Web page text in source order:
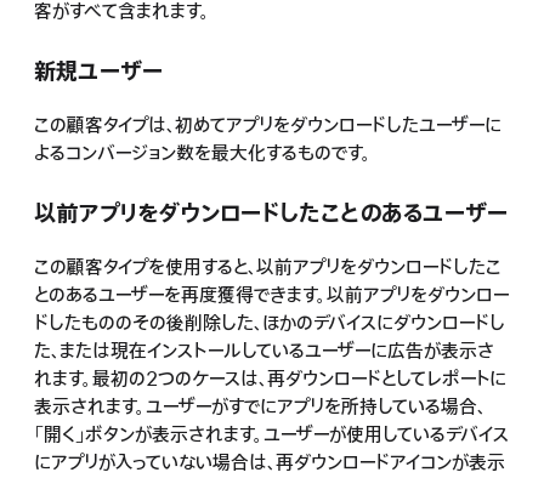
客がすべて含まれます。
新規ユーザー
この顧客タイプは、初めてアプリをダウンロードしたユーザーに
よるコンバージョン数を最大化するものです。
以前アプリをダウンロードしたことのあるユーザー
この顧客タイプを使用すると、以前アプリをダウンロードしたこ
とのあるユーザーを再度獲得できます。以前アプリをダウンロー
ドしたもののその後削除した、ほかのデバイスにダウンロードし
た、または現在インストールしているユーザーに広告が表示さ
れます。最初の2つのケースは、再ダウンロードとしてレポートに
表示されます。ユーザーがすでにアプリを所持している場合、
「開く」ボタンが表示されます。ユーザーが使用しているデバイス
にアプリが入っていない場合は、再ダウンロードアイコンが表示